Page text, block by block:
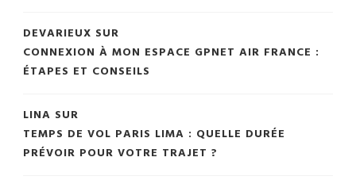
DEVARIEUX SUR
CONNEXION À MON ESPACE GPNET AIR FRANCE :
ÉTAPES ET CONSEILS
LINA SUR
TEMPS DE VOL PARIS LIMA : QUELLE DURÉE
PRÉVOIR POUR VOTRE TRAJET ?